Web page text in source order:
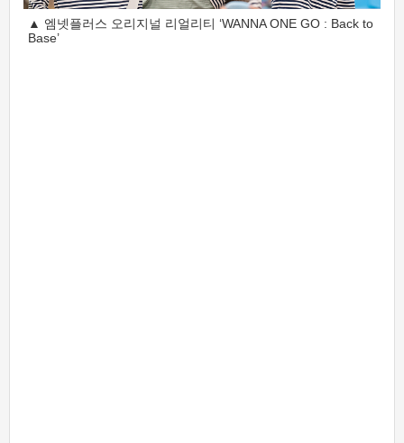
▲ 엠넷플러스 오리지널 리얼리티 ‘WANNA ONE GO : Back to
Base’